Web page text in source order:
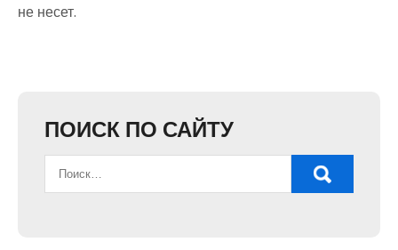
не несет.
ПОИСК ПО САЙТУ